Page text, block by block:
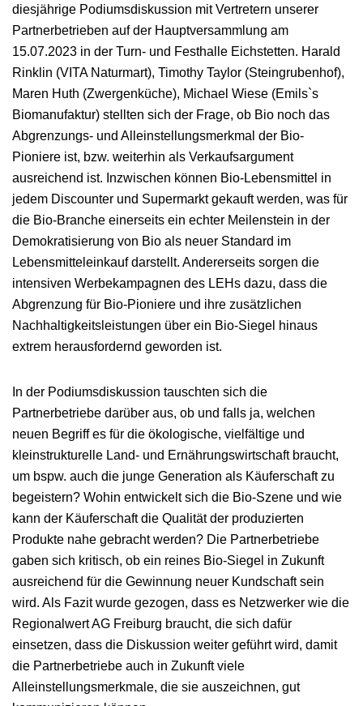
diesjährige Podiumsdiskussion mit Vertretern unserer
Partnerbetrieben auf der Hauptversammlung am
15.07.2023 in der Turn- und Festhalle Eichstetten. Harald
Rinklin (VITA Naturmart), Timothy Taylor (Steingrubenhof),
Maren Huth (Zwergenküche), Michael Wiese (Emils`s
Biomanufaktur) stellten sich der Frage, ob Bio noch das
Abgrenzungs- und Alleinstellungsmerkmal der Bio-
Pioniere ist, bzw. weiterhin als Verkaufsargument
ausreichend ist. Inzwischen können Bio-Lebensmittel in
jedem Discounter und Supermarkt gekauft werden, was für
die Bio-Branche einerseits ein echter Meilenstein in der
Demokratisierung von Bio als neuer Standard im
Lebensmitteleinkauf darstellt. Andererseits sorgen die
intensiven Werbekampagnen des LEHs dazu, dass die
Abgrenzung für Bio-Pioniere und ihre zusätzlichen
Nachhaltigkeitsleistungen über ein Bio-Siegel hinaus
extrem herausfordernd geworden ist.
In der Podiumsdiskussion tauschten sich die
Partnerbetriebe darüber aus, ob und falls ja, welchen
neuen Begriff es für die ökologische, vielfältige und
kleinstrukturelle Land- und Ernährungswirtschaft braucht,
um bspw. auch die junge Generation als Käuferschaft zu
begeistern? Wohin entwickelt sich die Bio-Szene und wie
kann der Käuferschaft die Qualität der produzierten
Produkte nahe gebracht werden? Die Partnerbetriebe
gaben sich kritisch, ob ein reines Bio-Siegel in Zukunft
ausreichend für die Gewinnung neuer Kundschaft sein
wird. Als Fazit wurde gezogen, dass es Netzwerker wie die
Regionalwert AG Freiburg braucht, die sich dafür
einsetzen, dass die Diskussion weiter geführt wird, damit
die Partnerbetriebe auch in Zukunft viele
Alleinstellungsmerkmale, die sie auszeichnen, gut